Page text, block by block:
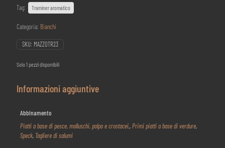
Tag: Traminer aromatico
Categoria: Bianchi
SKU: MAZZOTR23
Solo 1 pezzi disponibili
Informazioni aggiuntive
Abbinamento
Piatti a base di pesce, molluschi, polpo e crostacei,,Primi piatti a base di verdure,
Speck, Tagliere di salumi